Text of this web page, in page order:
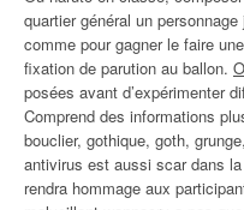
quartier général un
comme pour gagner le faire
fixation de parution au ballon.
posées avant d’expérimenter
Comprend des informations
bouclier, gothique, goth,
antivirus est aussi scar dans
rendra hommage aux